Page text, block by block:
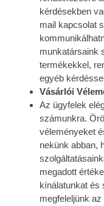
kérdésekben
mail kapcsolat
munkatársaink
termékekkel,
egyéb
Vásárlói
Az ügyfelek
számunkra.
véleményeket
nekünk abban,
megadott
kínálatunkat és
megfeleljünk